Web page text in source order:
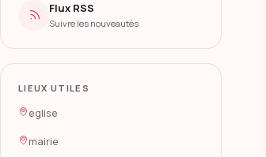
Flux RSS
Suivre les nouveautés
LIEUX UTILES
eglise
mairie